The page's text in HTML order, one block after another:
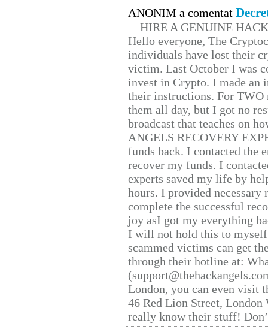
ANONIM a comentat
HIRE A GENUINE
Hello everyone, The
individuals have lost their
victim. Last October I was
invest in Crypto. I made
their instructions. For TWO
them all day, but I got no
broadcast that teaches on
ANGELS RECOVERY
funds back. I contacted the
recover my funds. I
experts saved my life by
hours. I provided
complete the successful
joy asI got my everything
I will not hold this to
scammed victims can get
through their hotline at:
London, you can even visit
46 Red Lion Street, London
really know their stuff!